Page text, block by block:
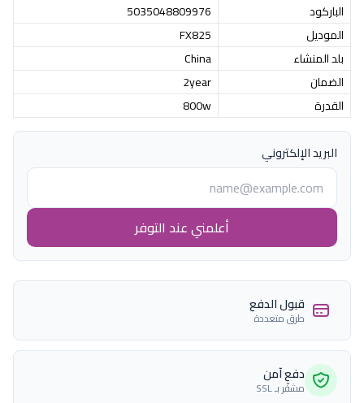
الباركود
5035048809976
الموديل
FX825
بلد المنشاء
China
الضمان
2year
القدرة
800w
البريد الإلكتروني
أعلمني عند التوفر
قبول الدفع
طرق متعددة
دفع آمن
مشفّر بـ SSL